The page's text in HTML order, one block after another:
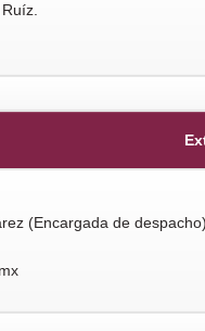
(Encargada de despacho)